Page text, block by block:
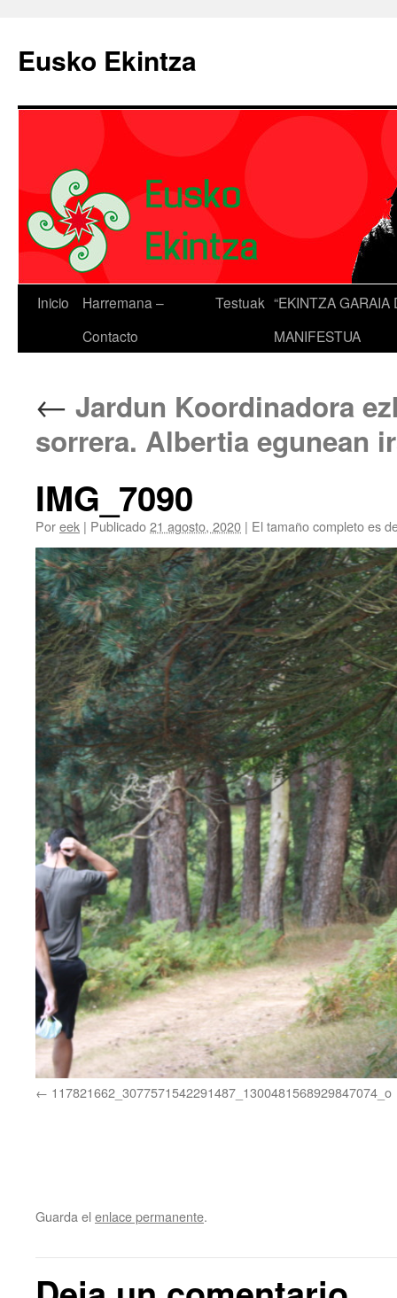
Eusko Ekintza
Inicio
Harremana –
Contacto
Testuak “EKINTZA GARAIA
MANIFESTUA
← Jardun Koordinadora
sorrera. Albertia egunean
IMG_7090
Poreek | Publicado21 agosto, 2020 | El tamaño completo es
117821662_3077571542291487_1300481568929847074_o
Guarda el enlace permanente.